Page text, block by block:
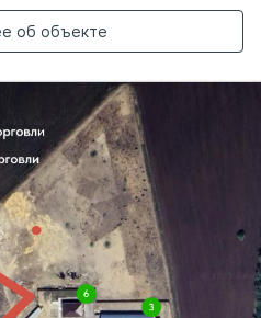
об объекте